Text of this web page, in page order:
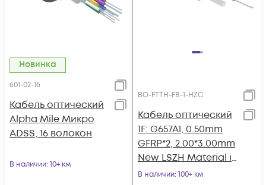
Новинка
601-02-16
Кабель оптический
Alpha Mile Микро
ADSS, 16 волокон
В наличии: 10+ км
BO-FTTH-FB-1-HZC
Кабель оптический
1F: G657A1, 0.50mm
GFRP*2, 2.00*3.00mm
New LSZH Material in
Black
В наличии: 100+ км